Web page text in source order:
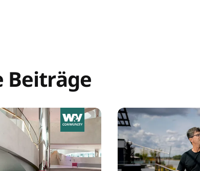
Beiträge